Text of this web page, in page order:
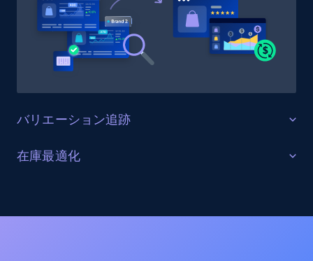
and more.
1.3K+ 175+ 今すぐ始める
Target - Gather data on products using
URL, Product id, Title, Product description,
バリエーション追跡
すべての製品バリエーションを監視する
ションの一貫性を確保し、欠落バリエーションを特定
在庫最適化
すべてのKiko Milanoチャネルにおける在庫状況をリア